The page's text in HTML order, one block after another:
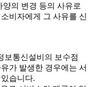
의 변경 등의 사유로
비자에게 그 사유를 신
보통신설비의 보수점
가 발생한 경우에는 서
습니다.